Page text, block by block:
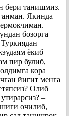
бери танишмиз.
Якинда
бозорга
ёкиб
пир булиб,
кора
йигит менга
Олиб
–
очилиб,